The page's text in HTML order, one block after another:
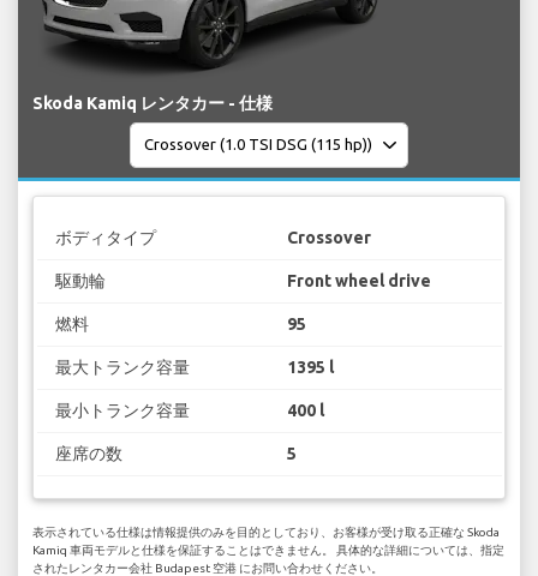
Skoda Kamiq レンタカー - 仕様
ボディタイプ Crossover
駆動輪 Front wheel drive
燃料 95
最大トランク容量 1395 l
最小トランク容量 400 l
座席の数 5
表示されている仕様は情報提供のみを目的としており、お客様が受け取る正確な Skoda
Kamiq 車両モデルと仕様を保証することはできません。 具体的な詳細については、指定
されたレンタカー会社 Budapest 空港 にお問い合わせください。